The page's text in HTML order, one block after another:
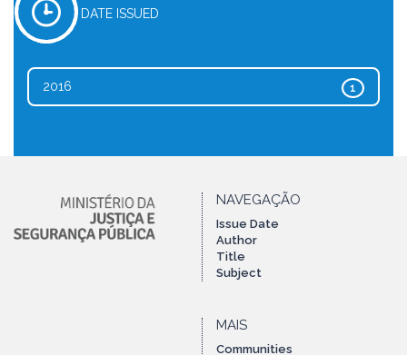
DATE ISSUED
1
2016
NAVEGAÇÃO
Issue Date
Author
Title
Subject
MAIS
Communities